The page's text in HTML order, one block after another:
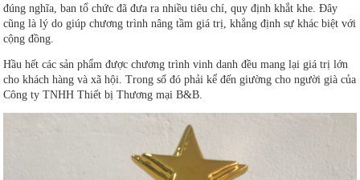
đúng nghĩa, ban tổ chức đã đưa ra nhiều tiêu chí, quy định khắt khe. Đây
cũng là lý do giúp chương trình nâng tầm giá trị, khẳng định sự khác biệt với
cộng đồng.
Hầu hết các sản phẩm được chương trình vinh danh đều mang lại giá trị lớn
cho khách hàng và xã hội. Trong số đó phải kể đến giường cho người già của
Công ty TNHH Thiết bị Thương mại B&B.